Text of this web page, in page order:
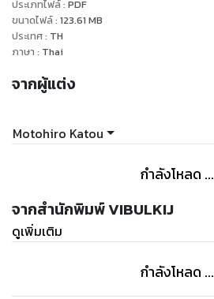
ประเภทไฟล์: PDF
ขนาดไฟล์: 123.61 MB
ประเทศ: TH
ภาษา : Thai
จากผู้แต่ง
Motohiro Katou
กำลังโหลด ...
จากสำนักพิมพ์ VIBULKIJ
ดูเพิ่มเติม
กำลังโหลด ...